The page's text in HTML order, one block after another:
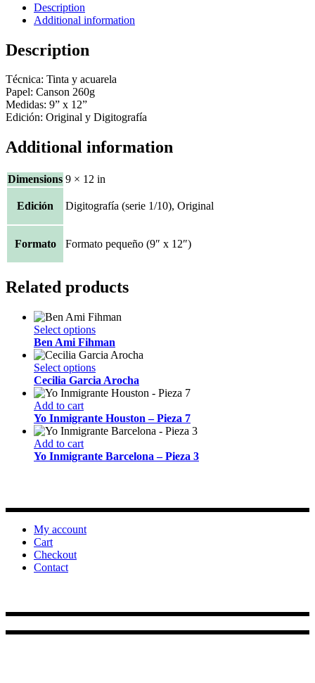
Description
Additional information
Description
Técnica: Tinta y acuarela
Papel: Canson 260g
Medidas: 9” x 12”
Edición: Original y Digitografía
Additional information
Dimensions 9 × 12 in
Edición Digitografía (serie 1/10), Original
Formato Formato pequeño (9″ x 12″)
Related products
Select optionsThis
product
has
multiple
variants.
The
may
be
on
Ben Ami Fihman
Select optionsThis
product
has
variants.
The
may
the
Cecilia Garcia Arocha
Add to cart
Yo Inmigrante Houston – Pieza 7
Add to cart
Yo Inmigrante Barcelona – Pieza 3
My account
Cart
Checkout
Contact